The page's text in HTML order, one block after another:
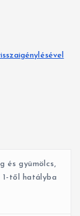
és gyümölcs,
től hatályba